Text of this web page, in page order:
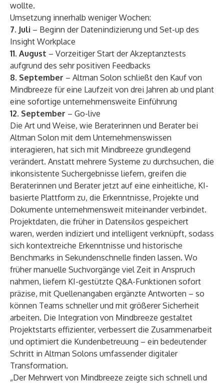
wollte.
Umsetzung innerhalb weniger Wochen:
7. Juli – Beginn der Datenindizierung und Set-up des
Insight Workplace
11. August – Vorzeitiger Start der Akzeptanztests
aufgrund des sehr positiven Feedbacks
8. September – Altman Solon schließt den Kauf von
Mindbreeze für eine Laufzeit von drei Jahren ab und plant
eine sofortige unternehmensweite Einführung
12. September – Go-live
Die Art und Weise, wie Beraterinnen und Berater bei
Altman Solon mit dem Unternehmenswissen
interagieren, hat sich mit Mindbreeze grundlegend
verändert. Anstatt mehrere Systeme zu durchsuchen, die
inkonsistente Suchergebnisse liefern, greifen die
Beraterinnen und Berater jetzt auf eine einheitliche, KI-
basierte Plattform zu, die Erkenntnisse, Projekte und
Dokumente unternehmensweit miteinander verbindet.
Projektdaten, die früher in Datensilos gespeichert
waren, werden indiziert und intelligent verknüpft, sodass
sich kontextreiche Erkenntnisse und historische
Benchmarks in Sekundenschnelle finden lassen. Wo
früher manuelle Suchvorgänge viel Zeit in Anspruch
nahmen, liefern KI-gestützte Q&A-Funktionen sofort
präzise, mit Quellenangaben ergänzte Antworten – so
können Teams schneller und mit größerer Sicherheit
arbeiten. Die Integration von Mindbreeze gestaltet
Projektstarts effizienter, verbessert die Zusammenarbeit
und optimiert die Kundenbetreuung – ein bedeutender
Schritt in Altman Solons umfassender digitaler
Transformation.
„Der Mehrwert von Mindbreeze zeigte sich schnell und